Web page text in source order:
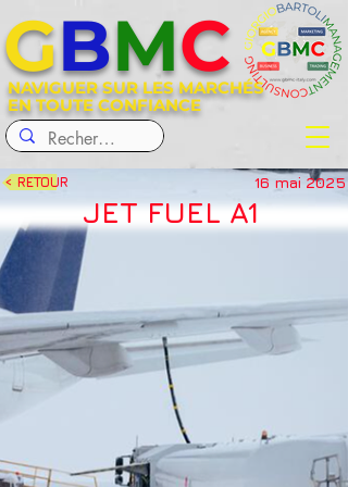
NAVIGUER SUR LES MARCHÉS
EN TOUTE CONFIANCE
GBMC
< RETOUR 16 mai 2025
JET FUEL A1